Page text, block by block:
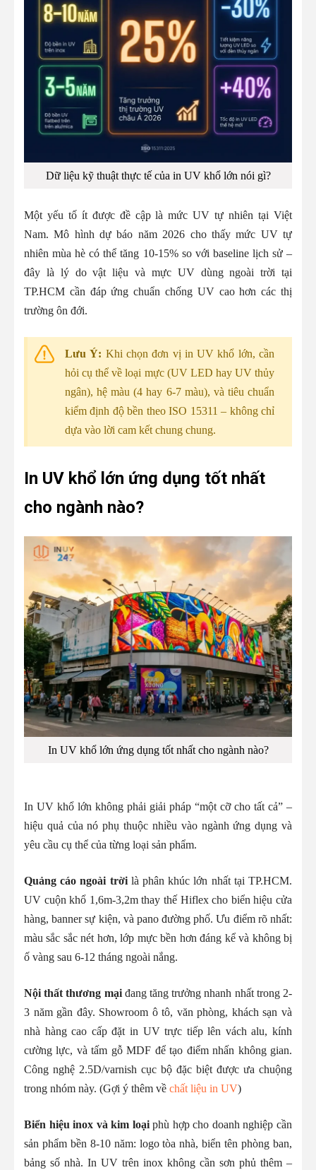
Dữ liệu kỹ thuật thực tế của in UV khổ lớn nói gì?
Một yếu tố ít được đề cập là mức UV tự nhiên tại Việt
Nam. Mô hình dự báo năm 2026 cho thấy mức UV tự
nhiên mùa hè có thể tăng 10-15% so với baseline lịch sử –
đây là lý do vật liệu và mực UV dùng ngoài trời tại
TP.HCM cần đáp ứng chuẩn chống UV cao hơn các thị
trường ôn đới.
Lưu Ý: Khi chọn đơn vị in UV khổ lớn, cần
hỏi cụ thể về loại mực (UV LED hay UV thủy
ngân), hệ màu (4 hay 6-7 màu), và tiêu chuẩn
kiểm định độ bền theo ISO 15311 – không chỉ
dựa vào lời cam kết chung chung.
In UV khổ lớn ứng dụng tốt nhất
cho ngành nào?
In UV khổ lớn ứng dụng tốt nhất cho ngành nào?
In UV khổ lớn không phải giải pháp “một cỡ cho tất cả” –
hiệu quả của nó phụ thuộc nhiều vào ngành ứng dụng và
yêu cầu cụ thể của từng loại sản phẩm.
Quảng cáo ngoài trờilà phân khúc lớn nhất tại TP.HCM.
UV cuộn khổ 1,6m-3,2m thay thế Hiflex cho biển hiệu cửa
hàng, banner sự kiện, và pano đường phố. Ưu điểm rõ nhất:
màu sắc sắc nét hơn, lớp mực bền hơn đáng kể và không bị
ố vàng sau 6-12 tháng ngoài nắng.
Nội thất thương mạiđang tăng trưởng nhanh nhất trong 2-
3 năm gần đây. Showroom ô tô, văn phòng, khách sạn và
nhà hàng cao cấp đặt in UV trực tiếp lên vách alu, kính
cường lực, và tấm gỗ MDF để tạo điểm nhấn không gian.
Công nghệ 2.5D/varnish cục bộ đặc biệt được ưa chuộng
trong nhóm này. (Gợi ý thêm về chất liệu in UV)
Biển hiệu inox và kim loạiphù hợp cho doanh nghiệp cần
sản phẩm bền 8-10 năm: logo tòa nhà, biển tên phòng ban,
bảng số nhà. In UV trên inox không cần sơn phủ thêm –